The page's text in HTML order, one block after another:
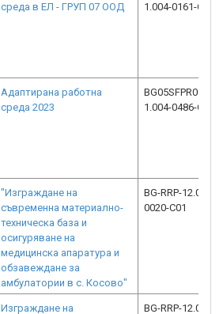
среда в ЕЛ - ГРУП 07 ООД
1.004-0161-C01
Адаптирана работна
среда 2023
BG05SFPR002-
1.004-0486-C01
"Изграждане на
съвременна материално-
техническа база и
осигуряване на
медицинска апаратура и
обзавеждане за
амбулатории в с. Косово"
BG-RRP-12.014-
0020-C01
Изграждане на
BG-RRP-12.014-